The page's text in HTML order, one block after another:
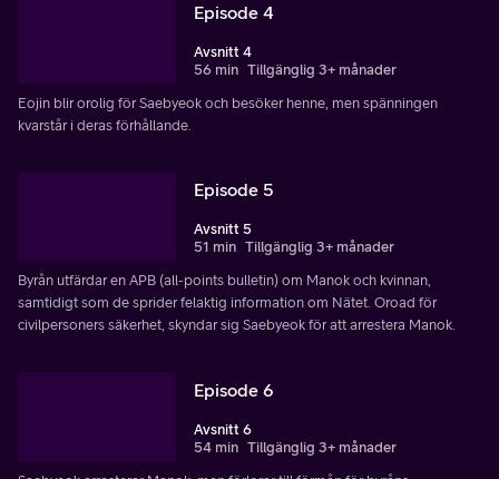
Episode 4
Avsnitt 4
56 min Tillgänglig 3+ månader
Eojin blir orolig för Saebyeok och besöker henne, men spänningen
kvarstår i deras förhållande.
Episode 5
Avsnitt 5
51 min Tillgänglig 3+ månader
Byrån utfärdar en APB (all-points bulletin) om Manok och kvinnan,
samtidigt som de sprider felaktig information om Nätet. Oroad för
civilpersoners säkerhet, skyndar sig Saebyeok för att arrestera Manok.
Episode 6
Avsnitt 6
54 min Tillgänglig 3+ månader